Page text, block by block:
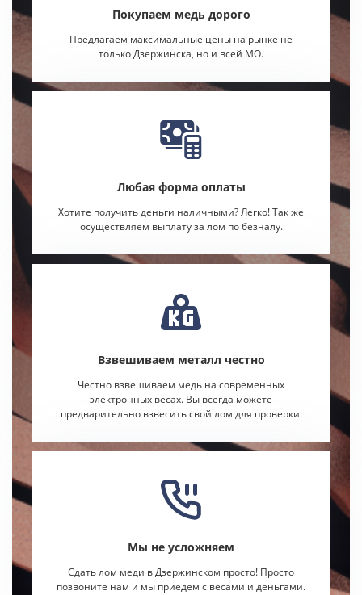
Покупаем медь дорого
Предлагаем максимальные цены на рынке не
только Дзержинска, но и всей МО.
Любая форма оплаты
Хотите получить деньги наличными? Легко! Так же
осуществляем выплату за лом по безналу.
Взвешиваем металл честно
Честно взвешиваем медь на современных
электронных весах. Вы всегда можете
предварительно взвесить свой лом для проверки.
Мы не усложняем
Сдать лом меди в Дзержинском просто! Просто
позвоните нам и мы приедем с весами и деньгами.